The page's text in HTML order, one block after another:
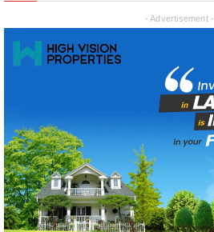
- Advertisement -